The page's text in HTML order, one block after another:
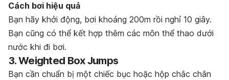
Cách bơi hiệu quả
Bạn hãy khởi động, bơi khoảng 200m rồi nghỉ 10 giây.
Bạn cũng có thể kết hợp thêm các môn thể thao dưới
nước khi đi bơi.
3. Weighted Box Jumps
Bạn cần chuẩn bị một chiếc bục hoặc hộp chắc chắn